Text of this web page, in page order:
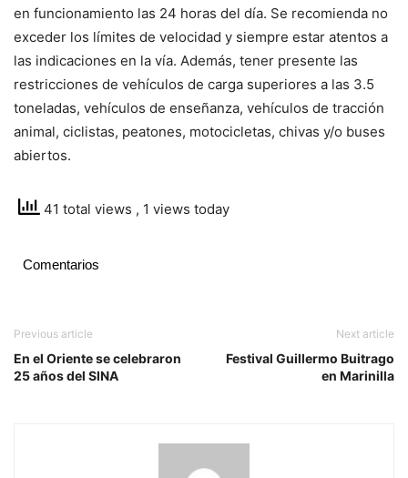
en funcionamiento las 24 horas del día. Se recomienda no
exceder los límites de velocidad y siempre estar atentos a
las indicaciones en la vía. Además, tener presente las
restricciones de vehículos de carga superiores a las 3.5
toneladas, vehículos de enseñanza, vehículos de tracción
animal, ciclistas, peatones, motocicletas, chivas y/o buses
abiertos.
41 total views , 1 views today
Comentarios
Previous article
En el Oriente se celebraron
25 años del SINA
Next article
Festival Guillermo Buitrago
en Marinilla